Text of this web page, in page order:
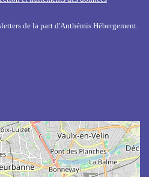
de la part d'Anthémis Hébergement.